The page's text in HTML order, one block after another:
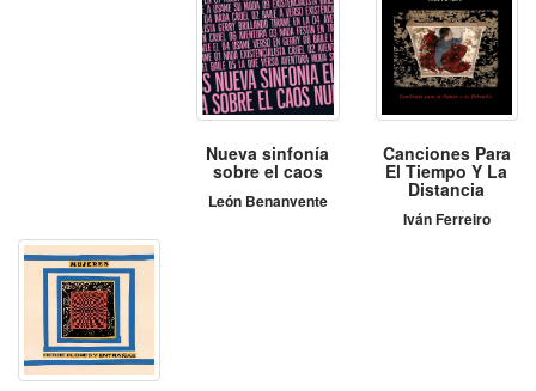
Nueva sinfonía
sobre el caos
León Benanvente
Canciones Para
El Tiempo Y La
Distancia
Iván Ferreiro